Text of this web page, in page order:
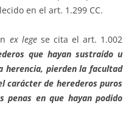
en el art. 1.299 CC.
ex legese cita el art. 1.002
que hayan sustraído u
herencia, pierden la facultad
carácter de herederos puros
penas en que hayan podido